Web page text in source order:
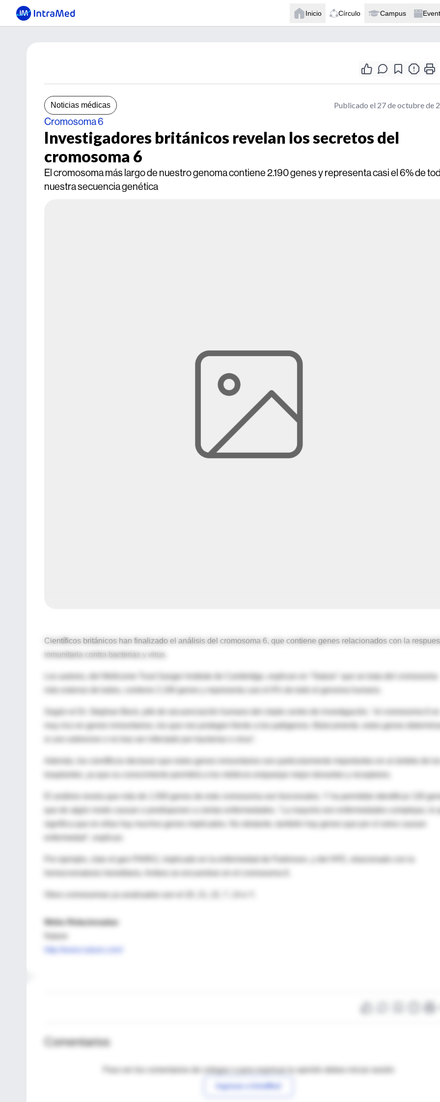
Inicio Círculo Campus
Noticias médicas Publicado el 27 de octubre de
Cromosoma 6
Investigadores británicos revelan los secretos del
cromosoma 6
El cromosoma más largo de nuestro genoma contiene 2.190 genes y representa casi el 6% de
nuestra secuencia genética
Científicos británicos han finalizado el análisis del cromosoma 6, que contiene genes relacionados con la
inmunitaria contra bacterias y virus.
Los autores, del Wellcome Trust Sanger Institute de Cambridge, explican en "Nature" que se trata del cromosoma
más extenso de todos, contiene 2.190 genes y representa casi el 6% de todo el genoma humano.
Según el Dr. Stephan Beck, jefe de secuenciación humano del citado centro de investigación, "el cromosoma 6 es
muy rico en genes inmunitarios, los que nos protegen frente a los patógenos. Básicamente, estos genes
Además, los científicos declaran que estos genes inmunitarios son particularmente importantes en al ámbito de
El análisis revela que más de 1.500 genes de este cromosoma son funcionales. Y ha permitido identificar 130
que de algún modo causan o predisponen a ciertas enfermedades. "La mayoría son enfermedades complejas, lo
significa que en ellas hay muchos genes implicados. No obstante, también hay genes que por sí solos causan
Por ejemplo, citan el gen PARK2, implicado en la enfermedad de Parkinson, y del HFE, relacionado con la
Webs Relacionadas
Comentarios
Para ver los comentarios de colegas o para expresar tu opinión debes iniciar sesión
Ingresar a IntraMed